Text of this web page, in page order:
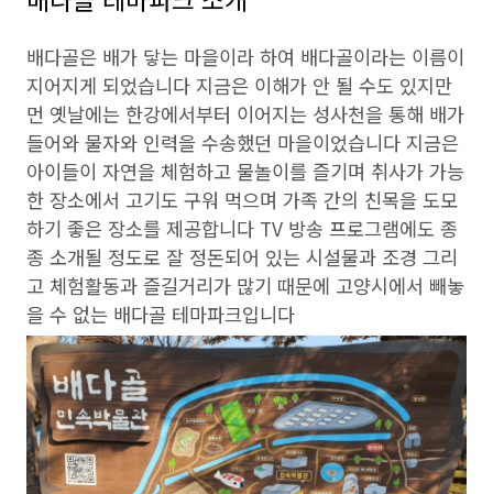
배다골은 배가 닿는 마을이라 하여 배다골이라는 이름이
지어지게 되었습니다 지금은 이해가 안 될 수도 있지만
먼 옛날에는 한강에서부터 이어지는 성사천을 통해 배가
들어와 물자와 인력을 수송했던 마을이었습니다 지금은
아이들이 자연을 체험하고 물놀이를 즐기며 취사가 가능
한 장소에서 고기도 구워 먹으며 가족 간의 친목을 도모
하기 좋은 장소를 제공합니다 TV 방송 프로그램에도 종
종 소개될 정도로 잘 정돈되어 있는 시설물과 조경 그리
고 체험활동과 즐길거리가 많기 때문에 고양시에서 빼놓
을 수 없는 배다골 테마파크입니다